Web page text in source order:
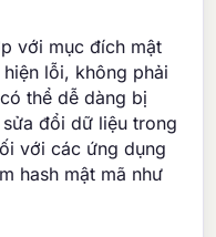
với mục đích mật
lỗi, không phải
thể dễ dàng bị
đổi dữ liệu trong
với các ứng dụng
hash mật mã như